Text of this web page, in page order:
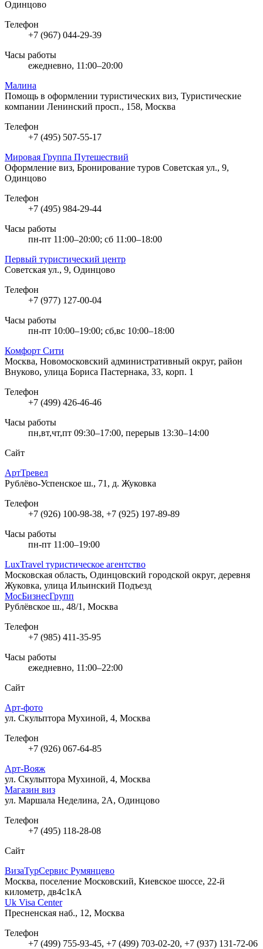
Одинцово
Телефон
+7 (967) 044-29-39
Часы работы
ежедневно, 11:00–20:00
Малина
Помощь в оформлении туристических виз, Туристические
компании Ленинский просп., 158, Москва
Телефон
+7 (495) 507-55-17
Мировая Группа Путешествий
Оформление виз, Бронирование туров Советская ул., 9,
Одинцово
Телефон
+7 (495) 984-29-44
Часы работы
пн-пт 11:00–20:00; сб 11:00–18:00
Первый туристический центр
Советская ул., 9, Одинцово
Телефон
+7 (977) 127-00-04
Часы работы
пн-пт 10:00–19:00; сб,вс 10:00–18:00
Комфорт Сити
Москва, Новомосковский административный округ, район
Внуково, улица Бориса Пастернака, 33, корп. 1
Телефон
+7 (499) 426-46-46
Часы работы
пн,вт,чт,пт 09:30–17:00, перерыв 13:30–14:00
Сайт
АртТревел
Рублёво-Успенское ш., 71, д. Жуковка
Телефон
+7 (926) 100-98-38, +7 (925) 197-89-89
Часы работы
пн-пт 11:00–19:00
LuxTravel туристическое агентство
Московская область, Одинцовский городской округ, деревня
Жуковка, улица Ильинский Подъезд
МосБизнесГрупп
Рублёвское ш., 48/1, Москва
Телефон
+7 (985) 411-35-95
Часы работы
ежедневно, 11:00–22:00
Сайт
Арт-фото
ул. Скульптора Мухиной, 4, Москва
Телефон
+7 (926) 067-64-85
Арт-Вояж
ул. Скульптора Мухиной, 4, Москва
Магазин виз
ул. Маршала Неделина, 2А, Одинцово
Телефон
+7 (495) 118-28-08
Сайт
ВизаТурСервис Румянцево
Москва, поселение Московский, Киевское шоссе, 22-й
километр, дв4с1кА
Uk Visa Center
Пресненская наб., 12, Москва
Телефон
+7 (499) 755-93-45, +7 (499) 703-02-20, +7 (937) 131-72-06